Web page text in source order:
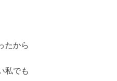
たから
私でも